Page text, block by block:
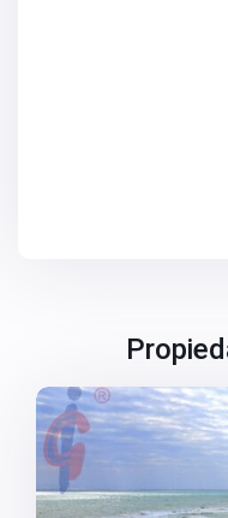
V2709
V2715
V2718
V2719
V2720
V2724